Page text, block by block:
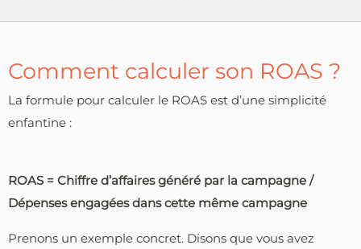
Comment calculer son ROAS ?
La formule pour calculer le ROAS est d’une simplicité
enfantine :
ROAS = Chiffre d’affaires généré par la campagne /
Dépenses engagées dans cette même campagne
Prenons un exemple concret. Disons que vous avez